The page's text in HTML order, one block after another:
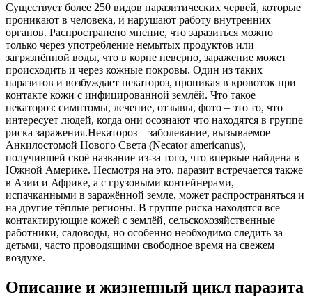
Существует более 250 видов паразитических червей, которые
проникают в человека, и нарушают работу внутренних
органов. Распространено мнение, что заразиться можно
только через употребление немытых продуктов или
загрязнённой воды, что в корне неверно, заражение может
происходить и через кожные покровы. Один из таких
паразитов и возбуждает некатороз, проникая в кровоток при
контакте кожи с инфицированной землёй. Что такое
некатороз: симптомы, лечение, отзывы, фото – это то, что
интересует людей, когда они осознают что находятся в группе
риска заражения.Некатороз – заболевание, вызываемое
Анкилостомой Нового Света (Necator americanus),
получившей своё название из-за того, что впервые найдена в
Южной Америке. Несмотря на это, паразит встречается также
в Азии и Африке, а с грузовыми контейнерами,
испачканными в заражённой земле, может распространяться и
на другие тёплые регионы. В группе риска находятся все
контактирующие кожей с землёй, сельскохозяйственные
работники, садоводы, но особенно необходимо следить за
детьми, часто проводящими свободное время на свежем
воздухе.
Описание и жизненный цикл паразита